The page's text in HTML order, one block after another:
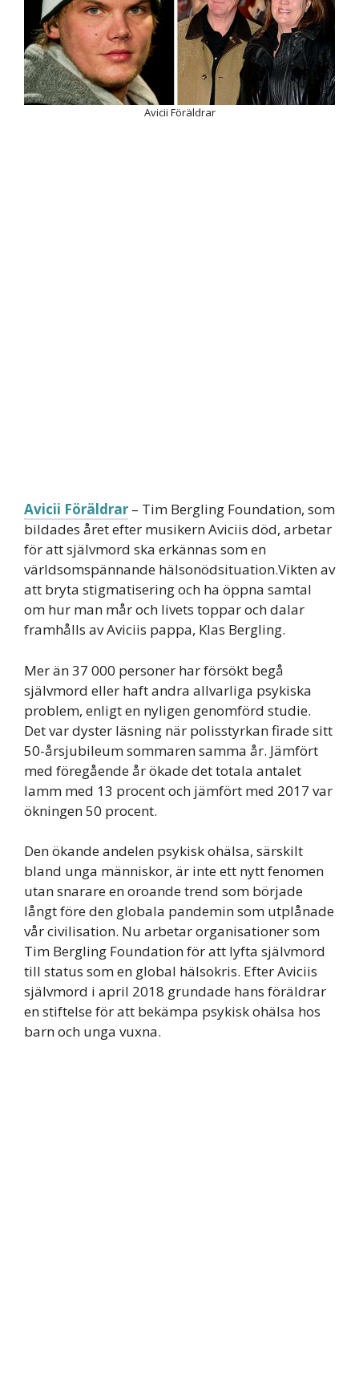
Avicii Föräldrar
Avicii Föräldrar – Tim Bergling Foundation, som
bildades året efter musikern Aviciis död, arbetar
för att självmord ska erkännas som en
världsomspännande hälsonödsituation.Vikten av
att bryta stigmatisering och ha öppna samtal
om hur man mår och livets toppar och dalar
framhålls av Aviciis pappa, Klas Bergling.
Mer än 37 000 personer har försökt begå
självmord eller haft andra allvarliga psykiska
problem, enligt en nyligen genomförd studie.
Det var dyster läsning när polisstyrkan firade sitt
50-årsjubileum sommaren samma år. Jämfört
med föregående år ökade det totala antalet
lamm med 13 procent och jämfört med 2017 var
ökningen 50 procent.
Den ökande andelen psykisk ohälsa, särskilt
bland unga människor, är inte ett nytt fenomen
utan snarare en oroande trend som började
långt före den globala pandemin som utplånade
vår civilisation. Nu arbetar organisationer som
Tim Bergling Foundation för att lyfta självmord
till status som en global hälsokris. Efter Aviciis
självmord i april 2018 grundade hans föräldrar
en stiftelse för att bekämpa psykisk ohälsa hos
barn och unga vuxna.